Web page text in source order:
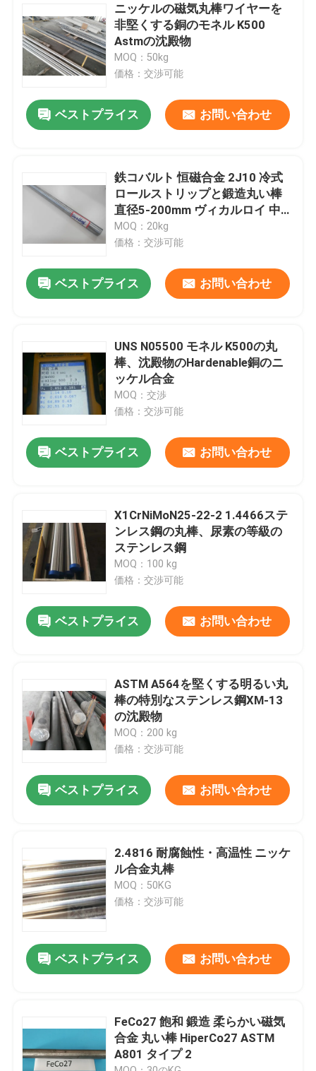
製品
ビデオ
わたしたち に つい て
品質管理
ニュース
引金 を 求め て ください
ニッケルの磁気丸棒ワイヤーを
非堅くする銅のモネル K500
Astmの沈殿物
MOQ：50kg
価格：交渉可能
ベストプライス お問い合わせ
鉄コバルト 恒磁合金 2J10 冷式
ロールストリップと鍛造丸い棒
直径5-200mm ヴィカルロイ 中国
出身
MOQ：20kg
価格：交渉可能
ベストプライス お問い合わせ
UNS N05500 モネル K500の丸
棒、沈殿物のHardenable銅のニ
ッケル合金
MOQ：交渉
価格：交渉可能
ベストプライス お問い合わせ
X1CrNiMoN25-22-2 1.4466ステ
ンレス鋼の丸棒、尿素の等級の
ステンレス鋼
MOQ：100 kg
価格：交渉可能
ベストプライス お問い合わせ
ASTM A564を堅くする明るい丸
棒の特別なステンレス鋼XM-13
の沈殿物
MOQ：200 kg
価格：交渉可能
ベストプライス お問い合わせ
2.4816 耐腐蝕性・高温性 ニッケ
ル合金丸棒
MOQ：50KG
価格：交渉可能
ベストプライス お問い合わせ
FeCo27 飽和 鍛造 柔らかい磁気
合金 丸い棒 HiperCo27 ASTM
A801 タイプ 2